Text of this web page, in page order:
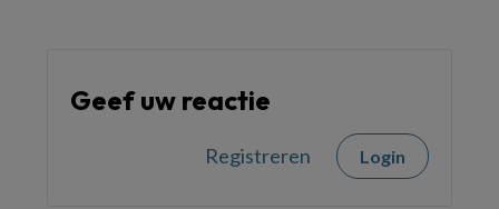
Geef uw reactie
Registreren Login